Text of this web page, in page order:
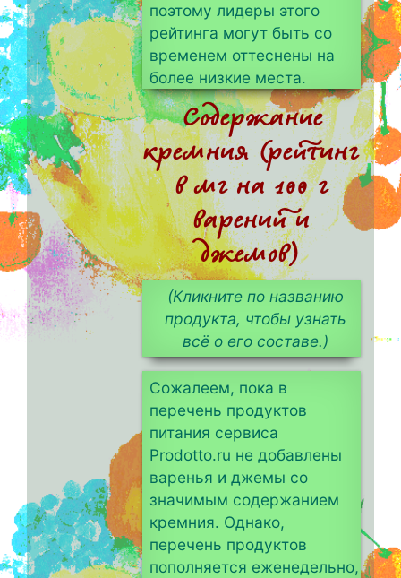
поэтому лидеры этого
рейтинга могут быть со
временем оттеснены на
более низкие места.
Содержание
кремния (рейтинг
в мг на 100 г
варений и
джемов)
(Кликните по названию
продукта, чтобы узнать
всё о его составе.)
Сожалеем, пока в
перечень продуктов
питания сервиса
Prodotto.ru не добавлены
варенья и джемы со
значимым содержанием
кремния. Однако,
перечень продуктов
пополняется еженедельно,